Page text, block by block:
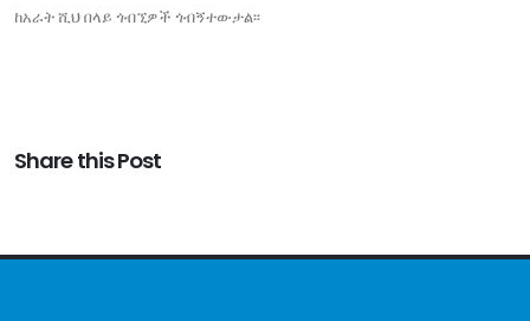
ከአራት ሺህ በላይ ጎብኚዎች ጎብኝተውታል፡፡
Share this Post